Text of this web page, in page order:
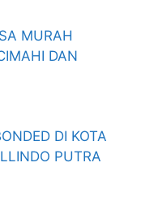
MURAH
DAN
DI KOTA
PUTRA